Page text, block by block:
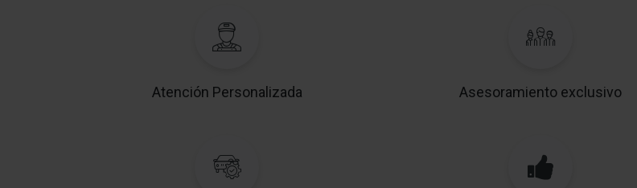
Atención Personalizada Asesoramiento exclusivo